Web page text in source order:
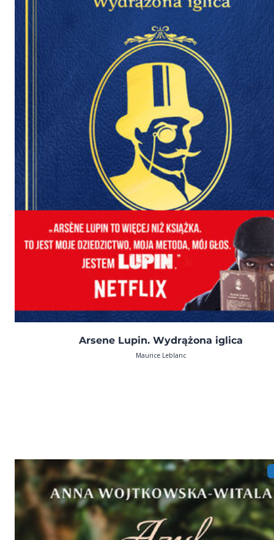
Arsene Lupin. Wydrążona iglica
Maurice Leblanc